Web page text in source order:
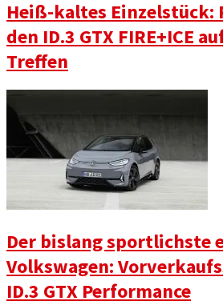
Heiß-kaltes Einzelstück:
den ID.3 GTX FIRE+ICE
Treffen
Der bislang sportlichste
Volkswagen:
ID.3 GTX Performance